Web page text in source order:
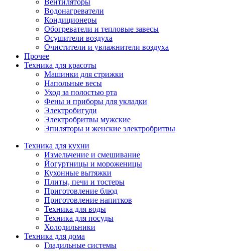
Вентиляторы
Водонагреватели
Кондиционеры
Обогреватели и тепловые завесы
Осушители воздуха
Очистители и увлажнители воздуха
Прочее
Техника для красоты
Машинки для стрижки
Напольные весы
Уход за полостью рта
Фены и приборы для укладки
Электробигуди
Электробритвы мужские
Эпиляторы и женские электробритвы
Техника для кухни
Измельчение и смешивание
Йогуртницы и мороженицы
Кухонные вытяжки
Плиты, печи и тостеры
Приготовление блюд
Приготовление напитков
Техника для воды
Техника для посуды
Холодильники
Техника для дома
Гладильные системы